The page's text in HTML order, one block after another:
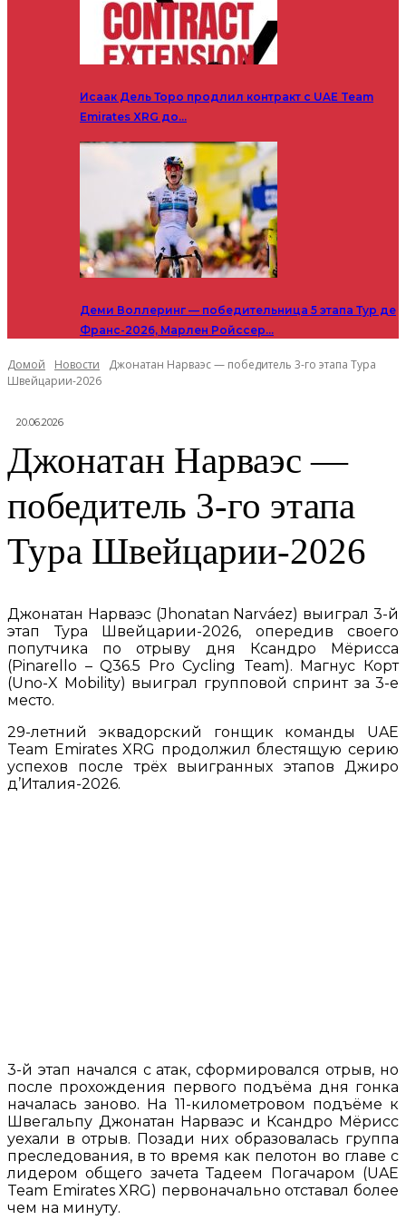
Исаак Дель Торо продлил контракт с UAE Team
Emirates XRG до…
Деми Воллеринг — победительница 5 этапа Тур де
Франс-2026, Марлен Ройссер…
Домой Новости
Джонатан Нарваэс — победитель 3-го этапа Тура
Швейцарии-2026
20.06.2026
Джонатан Нарваэс —
победитель 3-го этапа
Тура Швейцарии-2026
Джонатан Нарваэс (Jhonatan Narváez) выиграл 3-й
этап Тура Швейцарии-2026, опередив своего
попутчика по отрыву дня Ксандро Мёрисса
(Pinarello – Q36.5 Pro Cycling Team). Магнус Корт
(Uno-X Mobility) выиграл групповой спринт за 3-е
место.
29-летний эквадорский гонщик команды UAE
Team Emirates XRG продолжил блестящую серию
успехов после трёх выигранных этапов Джиро
д’Италия-2026.
3-й этап начался с атак, сформировался отрыв, но
после прохождения первого подъёма дня гонка
началась заново. На 11-километровом подъёме к
Швегальпу Джонатан Нарваэс и Ксандро Мёрисс
уехали в отрыв. Позади них образовалась группа
преследования, в то время как пелотон во главе с
лидером общего зачета Тадеем Погачаром (UAE
Team Emirates XRG) первоначально отставал более
чем на минуту.